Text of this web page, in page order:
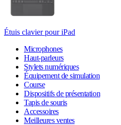
Étuis clavier pour iPad
Microphones
Haut-parleurs
Stylets numériques
Équipement de simulation
Course
Dispositifs de présentation
Tapis de souris
Accessoires
Meilleures ventes